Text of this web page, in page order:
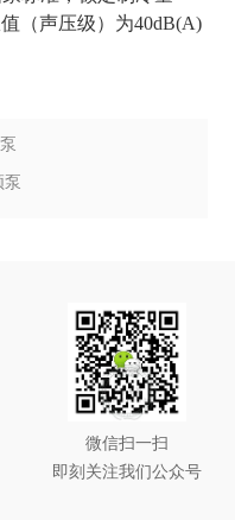
（声压级）为40dB(A)
微信扫一扫
即刻关注我们公众号